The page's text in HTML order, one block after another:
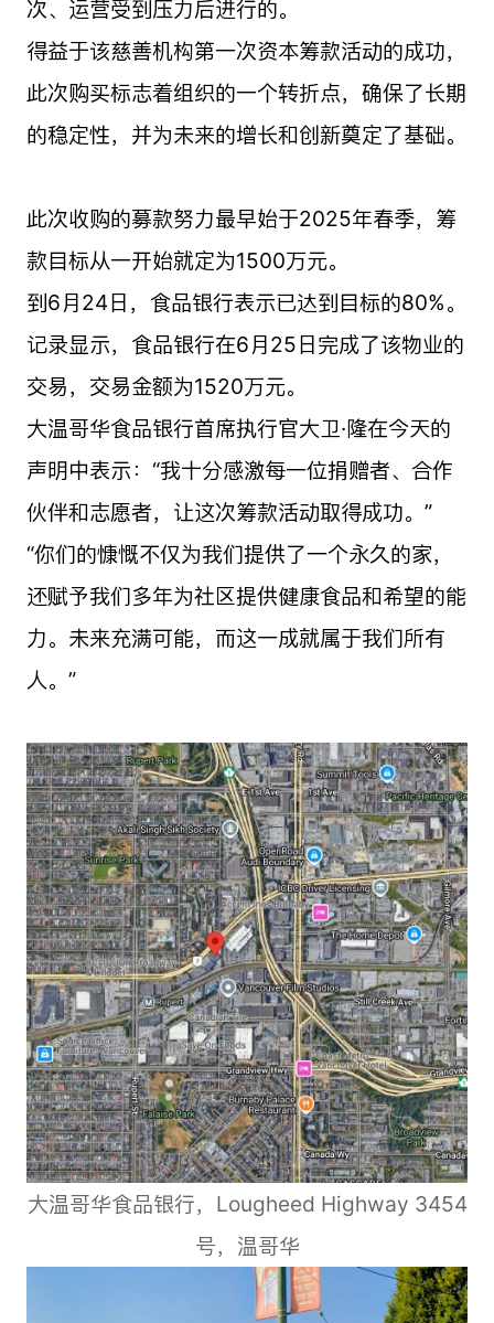
次、运营受到压力后进行的。
得益于该慈善机构第一次资本筹款活动的成功，
此次购买标志着组织的一个转折点，确保了长期
的稳定性，并为未来的增长和创新奠定了基础。
此次收购的募款努力最早始于2025年春季，筹
款目标从一开始就定为1500万元。
到6月24日，食品银行表示已达到目标的80%。
记录显示，食品银行在6月25日完成了该物业的
交易，交易金额为1520万元。
大温哥华食品银行首席执行官大卫·隆在今天的
声明中表示：“我十分感激每一位捐赠者、合作
伙伴和志愿者，让这次筹款活动取得成功。”
“你们的慷慨不仅为我们提供了一个永久的家，
还赋予我们多年为社区提供健康食品和希望的能
力。未来充满可能，而这一成就属于我们所有
人。”
大温哥华食品银行，Lougheed Highway 3454
号，温哥华